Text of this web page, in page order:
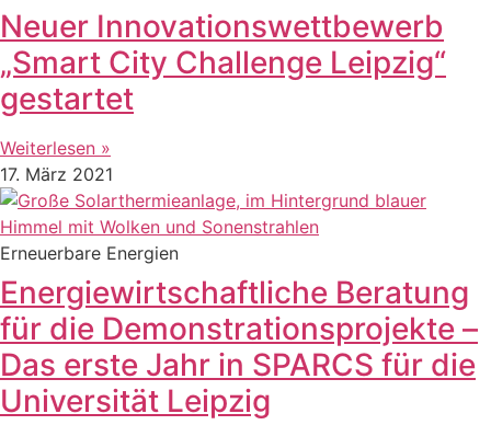
Neuer Innovationswettbewerb
„Smart City Challenge Leipzig“
gestartet
Weiterlesen »
17. März 2021
Erneuerbare Energien
Energiewirtschaftliche Beratung
für die Demonstrationsprojekte –
Das erste Jahr in SPARCS für die
Universität Leipzig